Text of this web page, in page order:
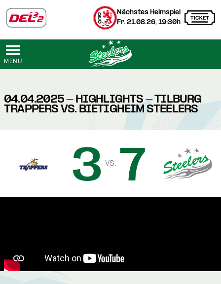
Nächstes Heimspiel
Fr. 21.08.26, 19:30h
MENÜ
04.04.2025 - HIGHLIGHTS - TILBURG
TRAPPERS VS. BIETIGHEIM STEELERS
3 vs. 7